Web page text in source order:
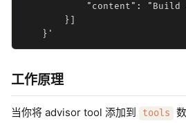
"content": "Build
        }]
工作原理
当你将 advisor tool 添加到 tools